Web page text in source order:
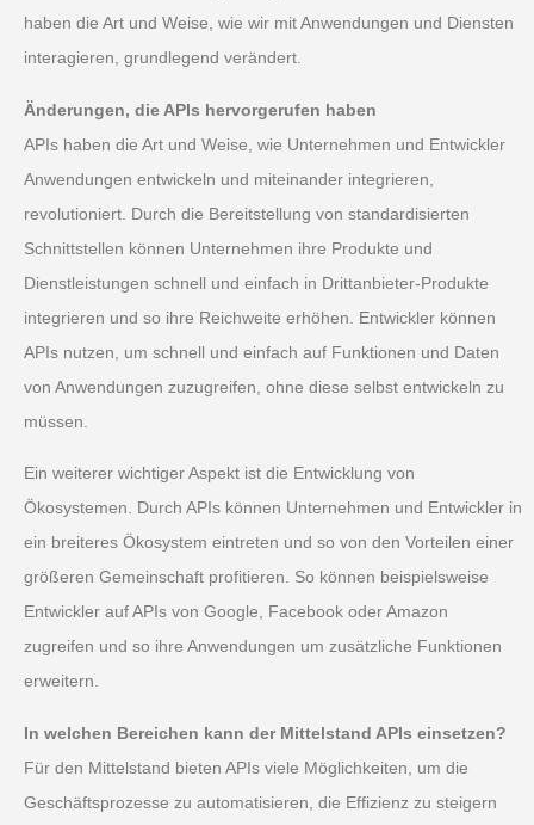
haben die Art und Weise, wie wir mit Anwendungen und Diensten
interagieren, grundlegend verändert.
Änderungen, die APIs hervorgerufen haben
APIs haben die Art und Weise, wie Unternehmen und Entwickler
Anwendungen entwickeln und miteinander integrieren,
revolutioniert. Durch die Bereitstellung von standardisierten
Schnittstellen können Unternehmen ihre Produkte und
Dienstleistungen schnell und einfach in Drittanbieter-Produkte
integrieren und so ihre Reichweite erhöhen. Entwickler können
APIs nutzen, um schnell und einfach auf Funktionen und Daten
von Anwendungen zuzugreifen, ohne diese selbst entwickeln zu
müssen.
Ein weiterer wichtiger Aspekt ist die Entwicklung von
Ökosystemen. Durch APIs können Unternehmen und Entwickler in
ein breiteres Ökosystem eintreten und so von den Vorteilen einer
größeren Gemeinschaft profitieren. So können beispielsweise
Entwickler auf APIs von Google, Facebook oder Amazon
zugreifen und so ihre Anwendungen um zusätzliche Funktionen
erweitern.
In welchen Bereichen kann der Mittelstand APIs einsetzen?
Für den Mittelstand bieten APIs viele Möglichkeiten, um die
Geschäftsprozesse zu automatisieren, die Effizienz zu steigern